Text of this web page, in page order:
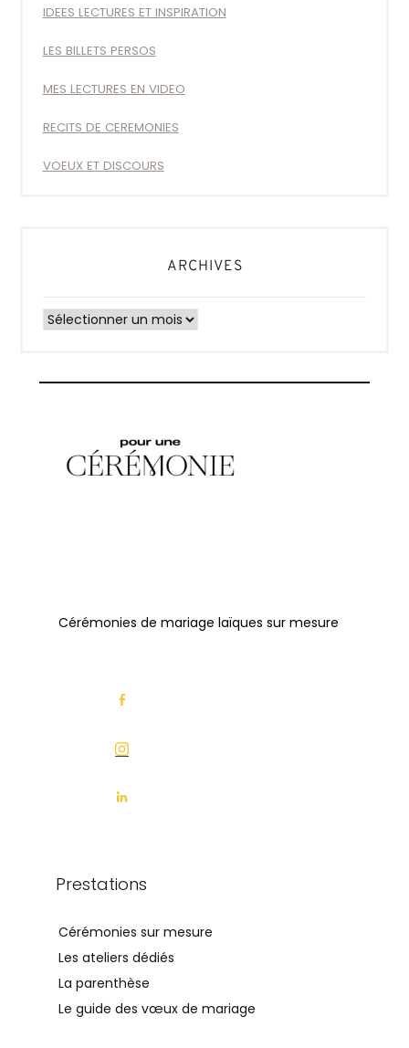
IDEES LECTURES ET INSPIRATION
LES BILLETS PERSOS
MES LECTURES EN VIDEO
RECITS DE CEREMONIES
VOEUX ET DISCOURS
ARCHIVES
Archives
Cérémonies de mariage laïques sur mesure
Prestations
Cérémonies sur mesure
Les ateliers dédiés
La parenthèse
Le guide des vœux de mariage